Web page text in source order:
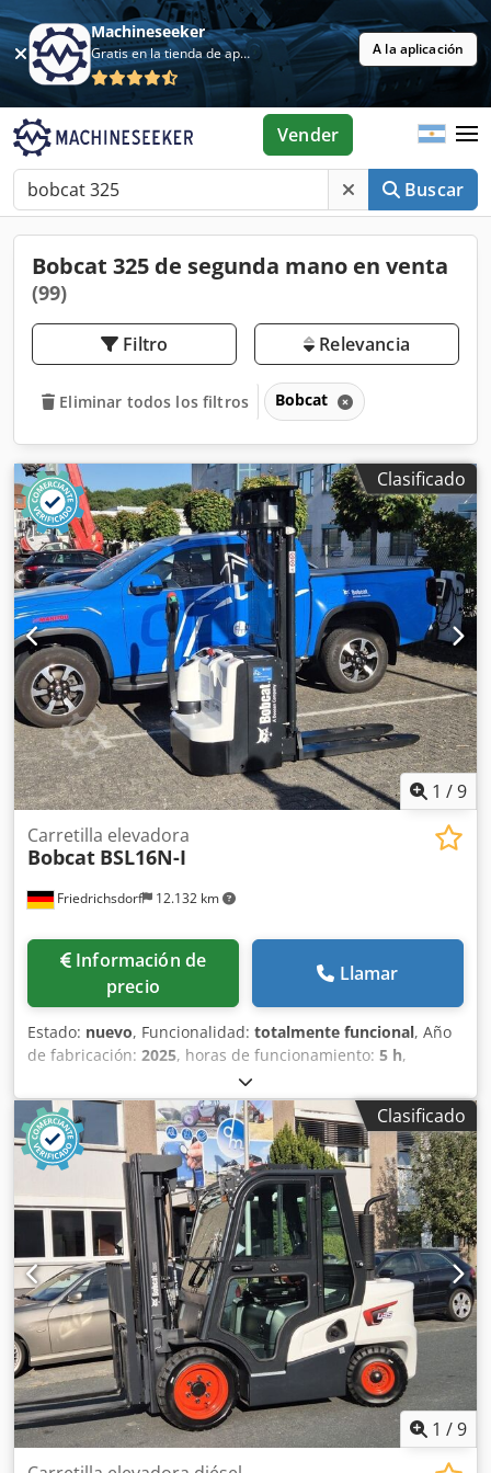
Machineseeker
Gratis en la tienda de aplicaciones A la aplicación
Buscar
Vender
Bobcat 325 de segunda mano en venta
(99)
Filtro Relevancia
Eliminar todos los filtros Bobcat
Clasificado
1 /9
Friedrichsdorf 12.132 km
Carretilla elevadora
Bobcat BSL16N-I
Información de
precio
Llamar
Estado: nuevo, Funcionalidad: totalmente funcional, Año
de fabricación: 2025, horas de funcionamiento: 5 h,
1.600 kg, altura de elevación:
mm, ascensor libre:1.520 mm, tipo de combustible:
eléctrico
, tipo de mástil:triple, altura de construcción:
2.108 mm, longitud de la horquilla:1.150 mm, peso en
vacío:
1.340 kg, longitud total:1.964 mm, tipo de
accionamiento:Elektro, ancho de construcción:820 mm,
Transpaleta Centro de carga: 600 Ancho de la horquilla:
560 mm Tipo de mástil: Triplex Condición: Nuevo Estado
técnico: Nuevo Tipo de neumáticos delanteros: poliuretano
Estado de los neumáticos delanteros: 80 - 100% Tipo de
neumáticos traseros: poliuretano Estado de los neumáticos
traseros: 80 - 100% Crodpjwi Acgjfx An Esf Voltaje de la
batería: 24 V Batería Ah: 150 Ah Tipo de batería: iones de
litio Año de fabricación de la batería: 2025 Estado de la
batería: 80 - 100% Carrera inicial, carrera libre completa,
certificado CE, Batería de iones de litio que no requiere
mantenimiento.
Clasificado
1 /9